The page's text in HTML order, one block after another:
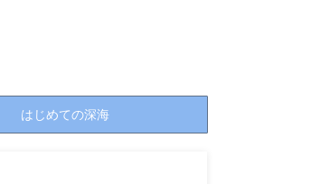
はじめての深海